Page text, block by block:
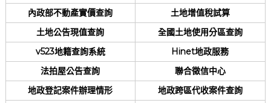
內政部不動產實價查詢
土地增值稅試算
土地公告現值查詢
全國土地使用分區查詢
v523地籍查詢系統
Hinet地政服務
法拍屋公告查詢
聯合徵信中心
地政登記案件辦理情形
地政跨區代收案件查詢